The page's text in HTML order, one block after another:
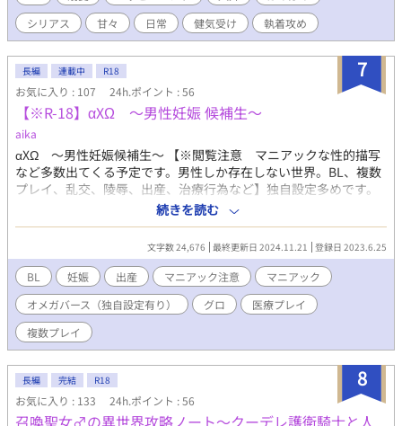
められずにいた。 そんな六槍には秘密があった。クレアという
星に祖先を持つ「レプ」という種族の末裔であり、人間のエネル
ギーを取り込まなければ生きていけない存在だった。かつては
「鬼」と呼ばれたこともあるという。その秘密を打ち明けられた
朝陽は、六槍に信頼されたことを喜び、彼の特別な友人になれた
と思っていた。 一方、朝陽自身も大きな問題を抱えていた。親
子鑑定によって、自分を育ててくれた父・倉口と血の繋がりがな
いことが判明したのだ。本当の父親である谷本から面会を求めら
れる。母と兄は対立し、倉口は酒に溺れ、家族は壊れていく。朝
陽は深く傷つきながらも、それでも前を向こうとしていた。 そ
んなある日、六槍に連れられて訪れた占いの館で、朝陽は不思議
な予言を受ける。引き当てたタロットカードは「魔術師」。似た
人に助けられると言われ、朝陽の前に現れたのは、プラセルコー
ポレーションの社長・黒崎一貴だった。朝陽はモデルの仕事が決
定し、再びプラセルに関わることになった。そこで六槍との距離
も少しずつ縮まっていく。 人を愛する資格などないと思ってい
た六槍は、朝陽と出会い、初めて恋を知る。朝陽もまた、血の繋
がりだけではない関係を知る。孤独と秘密を抱えた二人は、本当
の意味で心を通わせることができるのか。傷つくことを恐れる医
学生と、恋を知らない“鬼”の末裔が紡ぐ、優しく切ないヒューマ
ンラブストーリー。 「鳴弦の天使～あの日に出会った旋律」「森
林の星空少年～あの日のメエメエ」「クリスタルアイズ～君に溺
れて眠る～」「クロス・クローズ～ほどけない視線～」にも登場
しています。
シリアス
甘々 日常 健気受け 執着攻め
7
長編 連載中 R18
お気に入り : 107 24h.ポイント : 56
【※R-18】αXΩ 〜男性妊娠 候補生〜
aika
αXΩ 〜男性妊娠候補生〜 【※閲覧注意 マニアックな性的描写
など多数出てくる予定です。男性しか存在しない世界。BL、複数
プレイ、乱交、陵辱、出産、治療行為など】独自設定多めです。
閲覧ご注意ください。 宇宙戦争により人類は滅亡の危機を迎えて
いた。 男性のみが残された世界で、人類存続をかけた「男性妊
娠」のための研究が進んでいる。 妊娠させる能力値が高い者を
α（カリスマ性があるエリートが多い）、妊娠可能な遺伝子を持つ
男性をΩ（出産の能力が高い男性）と分類し、研究所において妊
娠に向けた治療が行われていた。 とある研究所で妊娠出産を目指
す、候補生たちの日々を描く物語。 ４人のαには、気に入った候
補生（Ω）を種付けする権利が与えられている。 α、Ωともに妊娠
確率を高めるため、医師により様々な実験、治療が施されいた。
語になる予定です。。閲覧ご注意ください。
続きを読む
文字数 24,676 最終更新日 2024.11.21 登録日 2023.6.25
BL 妊娠 出産 マニアック注意
マニアック
オメガバース（独自設定有り）
グロ
医療プレイ
複数プレイ
8
長編 完結 R18
お気に入り : 133 24h.ポイント : 56
召喚聖女♂の異世界攻略ノート～クーデレ護衛騎士と人